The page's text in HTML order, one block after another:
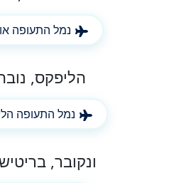
נמל התעופה
הליפקס,
נמל התעופה
ונקובר,